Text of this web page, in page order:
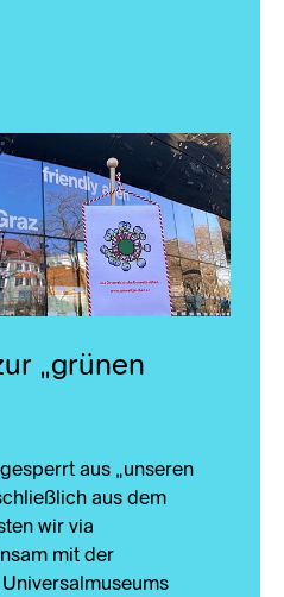
„grünen
aus „unseren
aus dem
wir via
mit der